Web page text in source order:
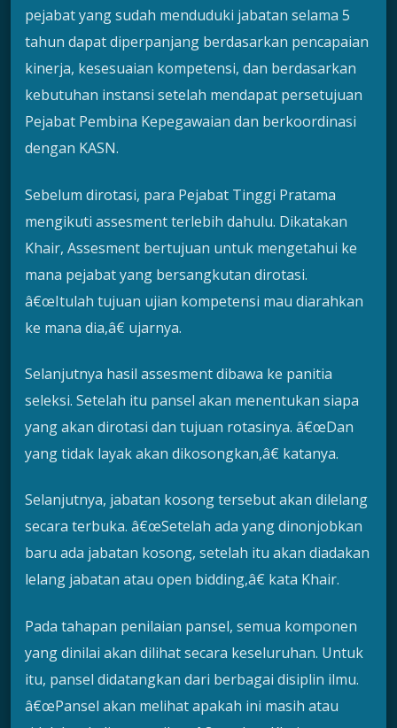
pejabat yang sudah menduduki jabatan selama 5
tahun dapat diperpanjang berdasarkan pencapaian
kinerja, kesesuaian kompetensi, dan berdasarkan
kebutuhan instansi setelah mendapat persetujuan
Pejabat Pembina Kepegawaian dan berkoordinasi
dengan KASN.
Sebelum dirotasi, para Pejabat Tinggi Pratama
mengikuti assesment terlebih dahulu. Dikatakan
Khair, Assesment bertujuan untuk mengetahui ke
mana pejabat yang bersangkutan dirotasi.
â€œItulah tujuan ujian kompetensi mau diarahkan
ke mana dia,â€ ujarnya.
Selanjutnya hasil assesment dibawa ke panitia
seleksi. Setelah itu pansel akan menentukan siapa
yang akan dirotasi dan tujuan rotasinya. â€œDan
yang tidak layak akan dikosongkan,â€ katanya.
Selanjutnya, jabatan kosong tersebut akan dilelang
secara terbuka. â€œSetelah ada yang dinonjobkan
baru ada jabatan kosong, setelah itu akan diadakan
lelang jabatan atau open bidding,â€ kata Khair.
Pada tahapan penilaian pansel, semua komponen
yang dinilai akan dilihat secara keseluruhan. Untuk
itu, pansel didatangkan dari berbagai disiplin ilmu.
â€œPansel akan melihat apakah ini masih atau